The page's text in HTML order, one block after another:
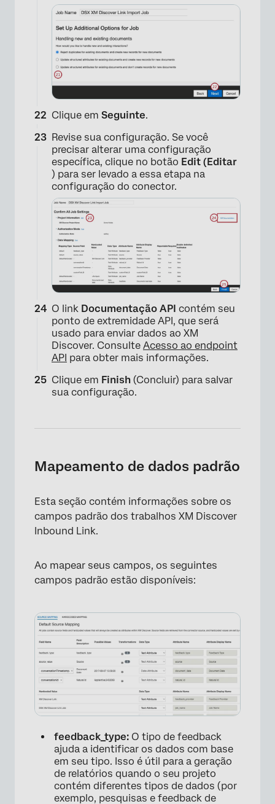
×
×
Clique em Seguinte.
Revise sua configuração. Se você
precisar alterar uma configuração
específica, clique no botão Edit (Editar
) para ser levado a essa etapa na
configuração do conector.
×
O link Documentação API contém seu
ponto de extremidade API, que será
usado para enviar dados ao XM
Discover. Consulte Acesso ao endpoint
API para obter mais informações.
Clique em Finish (Concluir) para salvar
sua configuração.
Mapeamento de dados padrão
Esta seção contém informações sobre os
campos padrão dos trabalhos XM Discover
Inbound Link.
Ao mapear seus campos, os seguintes
campos padrão estão disponíveis:
feedback_type: O tipo de feedback
ajuda a identificar os dados com base
em seu tipo. Isso é útil para a geração
de relatórios quando o seu projeto
contém diferentes tipos de dados (por
exemplo, pesquisas e feedback de